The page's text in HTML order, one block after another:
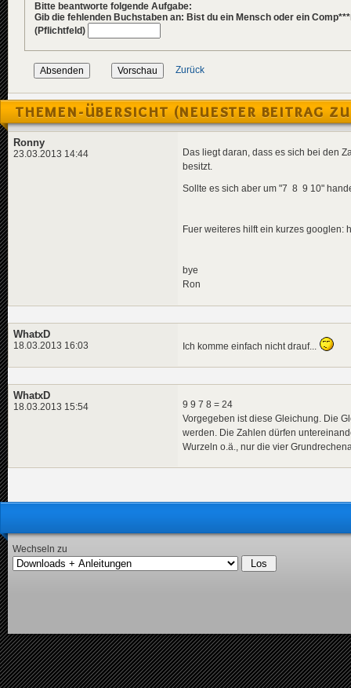
Bitte beantworte folgende Aufgabe:
Gib die fehlenden Buchstaben an: Bist du ein Mensch oder ein
(Pflichtfeld)
Zurück
THEMEN-ÜBERSICHT (NEUESTER BEITRAG
Ronny
23.03.2013 14:44
Das liegt daran, dass es sich bei den
besitzt.
Sollte es sich aber um "7 8 9 10"
Fuer weiteres hilft ein kurzes googlen:
bye
Ron
WhatxD
18.03.2013 16:03 Ich komme einfach nicht drauf...
WhatxD
18.03.2013 15:54
9 9 7 8 = 24
Vorgegeben ist diese Gleichung. Die
werden. Die Zahlen dürfen
Wurzeln o.ä., nur die vier
Wechseln zu